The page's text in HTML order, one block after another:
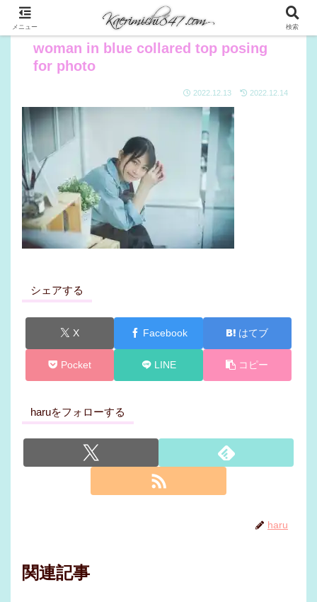
woman in blue collared top posing
for photo
2022.12.13 2022.12.14
シェアする
X Facebook はてブ
Pocket LINE コピー
haruをフォローする
haru
関連記事
メニュー 検索